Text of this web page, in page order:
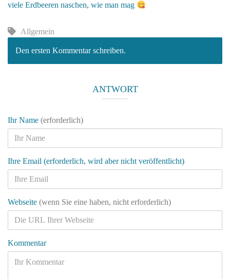
viele Erdbeeren naschen, wie man mag
Allgemein
Den ersten Kommentar schreiben.
ANTWORT
Ihr Name (erforderlich)
Ihre Email (erforderlich, wird aber nicht veröffentlicht)
Webseite (wenn Sie eine haben, nicht erforderlich)
Kommentar